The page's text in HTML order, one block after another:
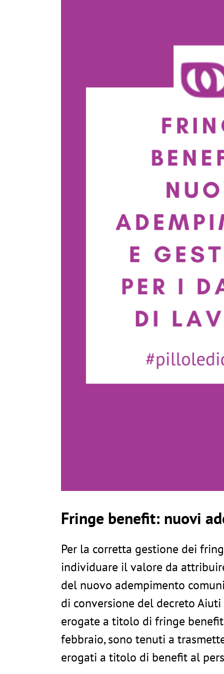
Fringe benefit: nuovi
Per la corretta gestione dei
individuare il valore da
del nuovo adempimento
di conversione del decreto
erogate a titolo di fringe
febbraio, sono tenuti a
erogati a titolo di benefit al